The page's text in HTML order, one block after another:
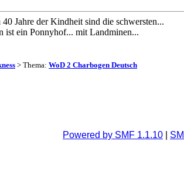
40 Jahre der Kindheit sind die schwersten...
ist ein Ponnyhof... mit Landminen...
> Thema: WoD 2 Charbogen Deutsch
Powered by SMF 1.1.10